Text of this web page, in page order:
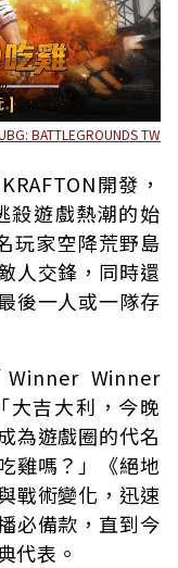
BATTLEGROUNDS TW
開發，
殺遊戲熱潮的始
玩家空降荒野島
人交鋒，同時還
後一人或一隊存
Winner
吉大利，今晚
為遊戲圈的代名
雞嗎？」《絕地
戰術變化，迅速
必備款，直到今
代表。